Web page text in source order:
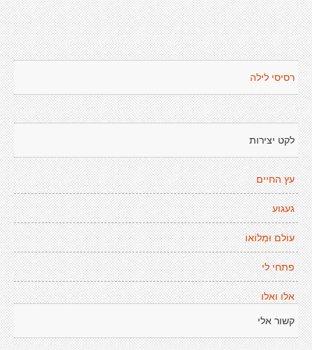
רסיסי לילה
לקט יצירות
עץ החיים
געגוע
עוֹלם וּמְלוֹאוֹ
פתחי לי
אלו ואלו
קשור אלי